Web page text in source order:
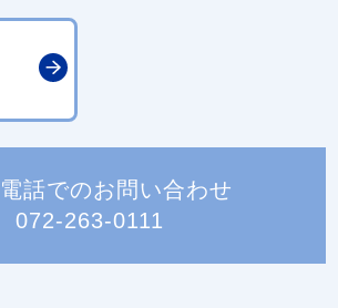
電話でのお問い合わせ
072-263-0111